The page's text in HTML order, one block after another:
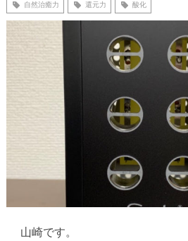
自然治癒力 還元力 酸化
山崎です。